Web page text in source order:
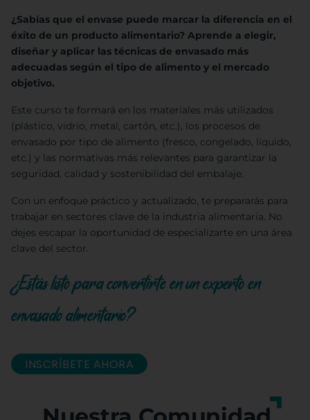
¿Sabías que el envase puede marcar la diferencia en el
éxito de un producto alimentario? Aprende a elegir,
diseñar y aplicar las técnicas de envasado más
adecuadas según el tipo de alimento y el mercado
objetivo.
Este curso te formará en los materiales más utilizados
(plástico, vidrio, metal, cartón, etc.), los procesos de
envasado por tipo de alimento (fresco, congelado, líquido,
etc.) y las normativas más relevantes para garantizar la
seguridad, calidad y sostenibilidad del embalaje.
Con un enfoque práctico y actualizado, te prepararás para
trabajar en sectores clave de la industria alimentaria. No
dejes escapar la oportunidad de especializarte en una área
clave del sector.
¿Estás listo para convertirte en un experto en
envasado alimentario?
INSCRÍBETE AHORA